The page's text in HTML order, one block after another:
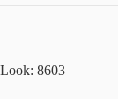
Look: 8603